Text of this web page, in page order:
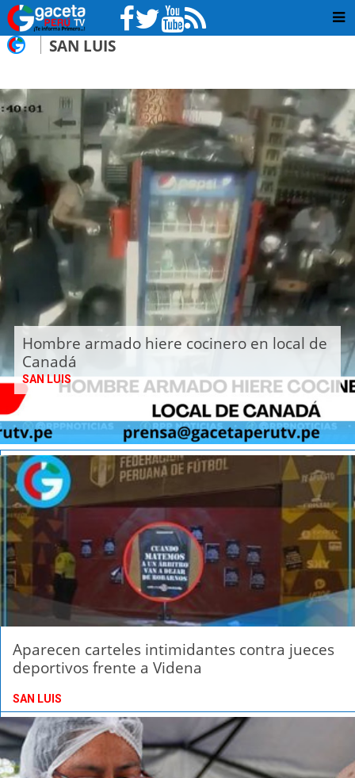
SAN LUIS
Hombre armado hiere cocinero en local de
Canadá
SAN LUIS
Aparecen carteles intimidantes contra jueces
deportivos frente a Videna
SAN LUIS